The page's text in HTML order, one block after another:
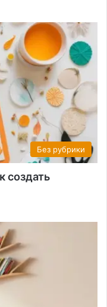
Без рубрики
создать